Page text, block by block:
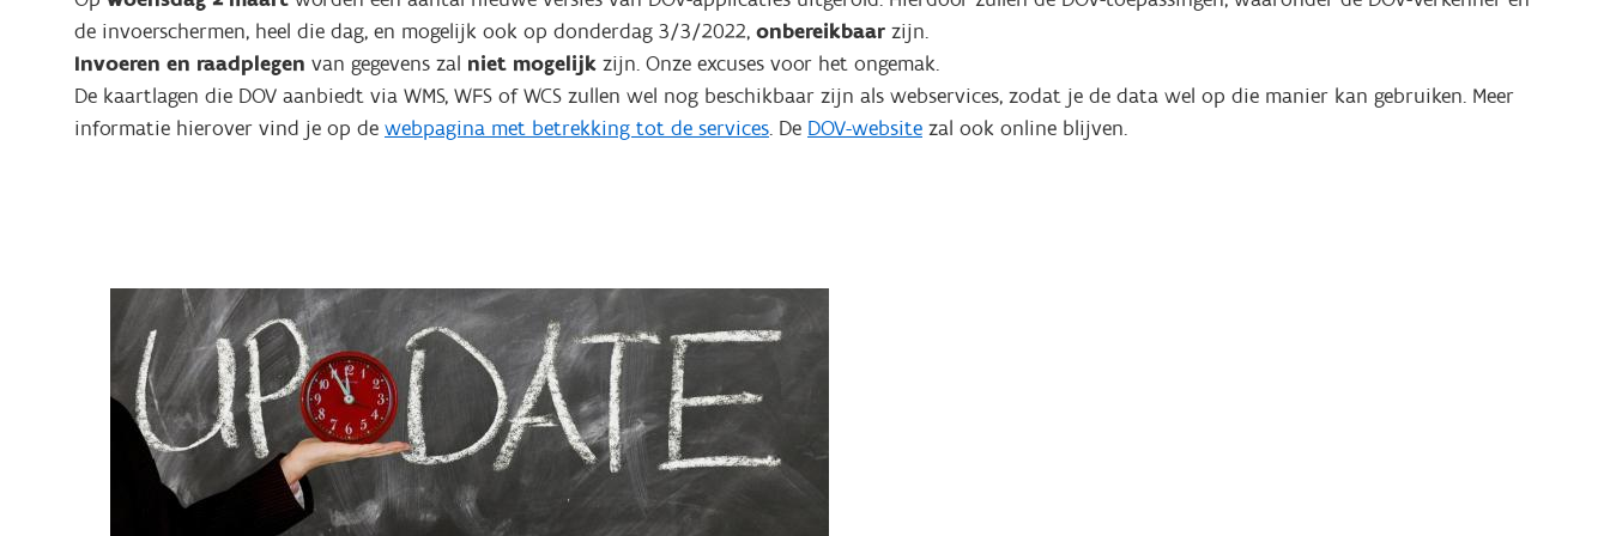
de invoerschermen, heel die dag, en mogelijk ook op donderdag 3/3/2022, onbereikbaar zijn.
Invoeren en raadplegen van gegevens zal niet mogelijk zijn. Onze excuses voor het ongemak.
De kaartlagen die DOV aanbiedt via WMS, WFS of WCS zullen wel nog beschikbaar zijn als webservices, zodat je de data wel op die manier kan gebruiken. Meer
informatie hierover vind je op de webpagina met betrekking tot de services. De DOV-website zal ook online blijven.